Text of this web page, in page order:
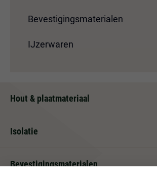
Bevestigingsmaterialen
IJzerwaren
Hout & plaatmateriaal
Isolatie
Bevestigingsmaterialen